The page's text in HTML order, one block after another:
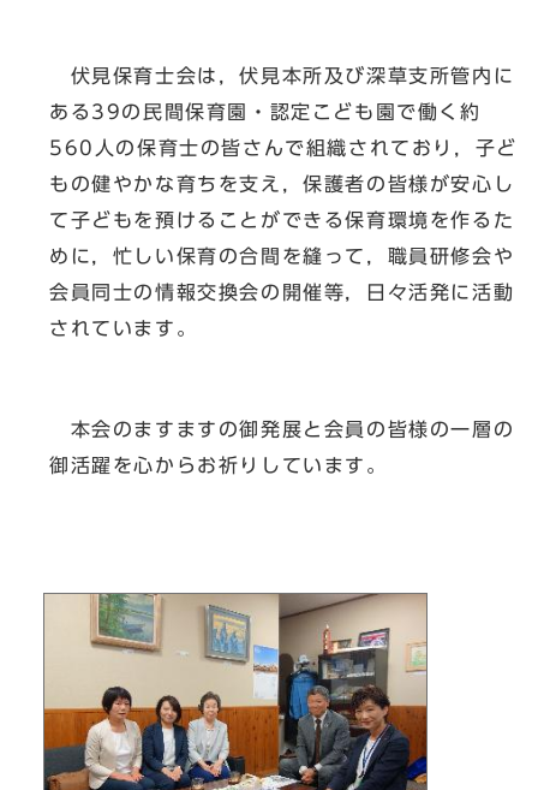
伏見保育士会は，伏見本所及び深草支所管内に
ある39の民間保育園・認定こども園で働く約
560人の保育士の皆さんで組織されており，子ど
もの健やかな育ちを支え，保護者の皆様が安心し
て子どもを預けることができる保育環境を作るた
めに，忙しい保育の合間を縫って，職員研修会や
会員同士の情報交換会の開催等，日々活発に活動
されています。
本会のますますの御発展と会員の皆様の一層の
御活躍を心からお祈りしています。